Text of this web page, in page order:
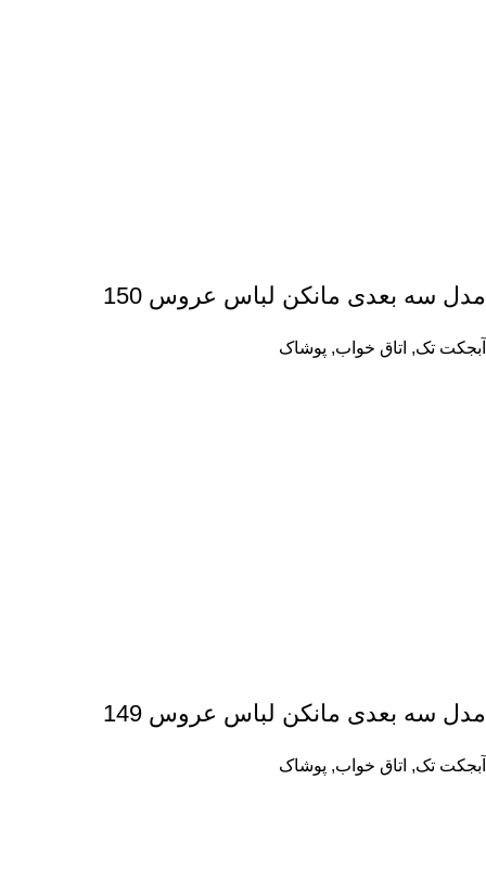
مدل سه بعدی مانکن لباس عروس 150
آبجکت تک, اتاق خواب, پوشاک
مدل سه بعدی مانکن لباس عروس 149
آبجکت تک, اتاق خواب, پوشاک